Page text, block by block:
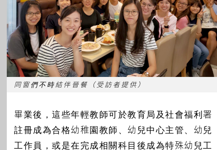
同窗們不時結伴晉餐（受訪者提供）
畢業後，這些年輕教師可於教育局及社會福利署
註冊成為合格幼稚園教師、幼兒中心主管、幼兒
工作員，或是在完成相關科目後成為特殊幼兒工